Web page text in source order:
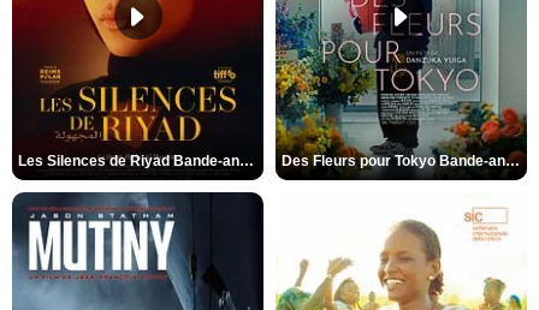
Les Silences de Riyad Bande-annonce VO STFR Des Fleurs pour Tokyo Bande-annonce VO STFR